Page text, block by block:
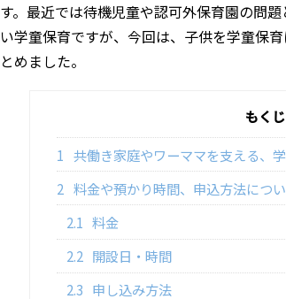
す。最近では待機児童や認可外保育園の問
い学童保育ですが、今回は、子供を学童保
とめました。
もくじ
1 共働き家庭やワーママを支える、
2 料金や預かり時間、申込方法につ
2.1 料金
2.2 開設日・時間
2.3 申し込み方法